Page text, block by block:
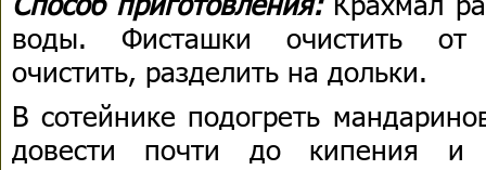
воды. Фисташки очистить от
очистить, разделить на дольки.
В сотейнике подогреть
довести почти до кипения и